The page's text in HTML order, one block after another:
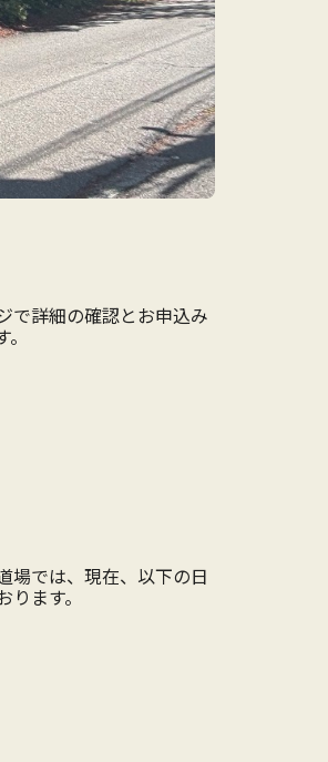
で詳細の確認とお申込み
場では、現在、以下の日
ます。